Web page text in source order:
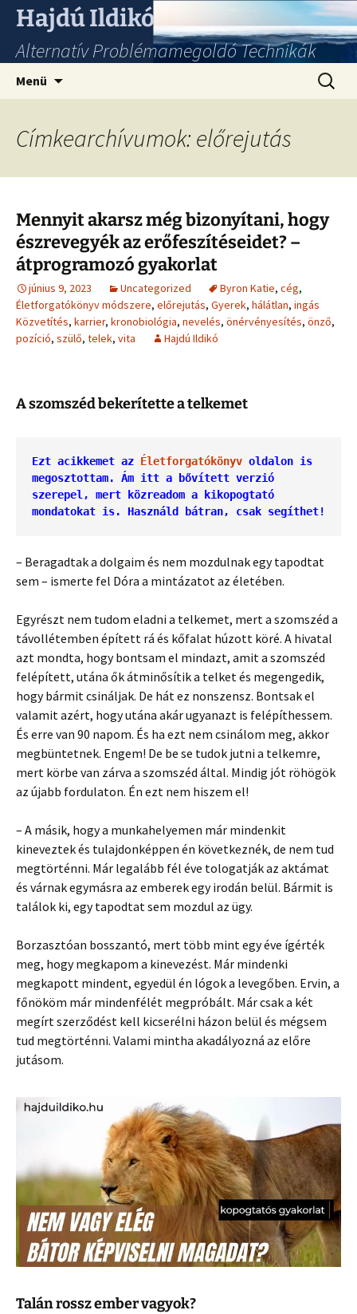
Hajdú Ildikó
Alternatív Problémamegoldó Technikák
Menü
Címkearchívumok: előrejutás
Mennyit akarsz még bizonyítani, hogy
észrevegyék az erőfeszítéseidet? –
átprogramozó gyakorlat
június 9, 2023 Uncategorized Byron Katie, cég,
Életforgatókönyv módszere, előrejutás, Gyerek, hálátlan, ingás
Közvetítés, karrier, kronobiológia, nevelés, önérvényesítés, önző,
pozíció, szülő, telek, vita Hajdú Ildikó
A szomszéd bekerítette a telkemet
Ezt acikkemet az Életforgatókönyv oldalon is
megosztottam. Ám itt a bővített verzió
szerepel, mert közreadom a kikopogtató
mondatokat is. Használd bátran, csak segíthet!
– Beragadtak a dolgaim és nem mozdulnak egy tapodtat
sem – ismerte fel Dóra a mintázatot az életében.
Egyrészt nem tudom eladni a telkemet, mert a szomszéd a
távollétemben épített rá és kőfalat húzott köré. A hivatal
azt mondta, hogy bontsam el mindazt, amit a szomszéd
felépített, utána ők átminősítik a telket és megengedik,
hogy bármit csináljak. De hát ez nonszensz. Bontsak el
valamit azért, hogy utána akár ugyanazt is felépíthessem.
És erre van 90 napom. És ha ezt nem csinálom meg, akkor
megbüntetnek. Engem! De be se tudok jutni a telkemre,
mert körbe van zárva a szomszéd által. Mindig jót röhögök
az újabb fordulaton. Én ezt nem hiszem el!
– A másik, hogy a munkahelyemen már mindenkit
kineveztek és tulajdonképpen én következnék, de nem tud
megtörténni. Már legalább fél éve tologatják az aktámat
és várnak egymásra az emberek egy irodán belül. Bármit is
találok ki, egy tapodtat sem mozdul az ügy.
Borzasztóan bosszantó, mert több mint egy éve ígérték
meg, hogy megkapom a kinevezést. Már mindenki
megkapott mindent, egyedül én lógok a levegőben. Ervin, a
főnököm már mindenfélét megpróbált. Már csak a két
megírt szerződést kell kicserélni házon belül és mégsem
tud megtörténni. Valami mintha akadályozná az előre
jutásom.
Talán rossz ember vagyok?